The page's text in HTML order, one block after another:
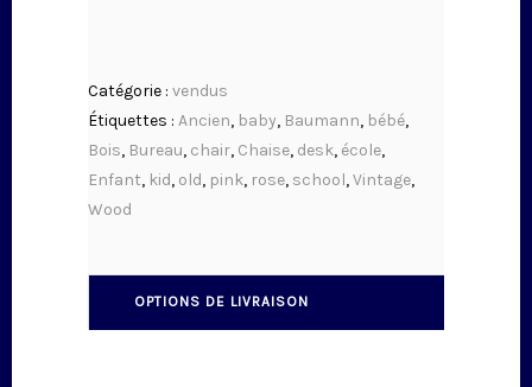
Catégorie : vendus
Étiquettes : Ancien, baby, Baumann, bébé,
Bois, Bureau, chair, Chaise, desk, école,
Enfant, kid, old, pink, rose, school,Vintage,
Wood
OPTIONS DE LIVRAISON